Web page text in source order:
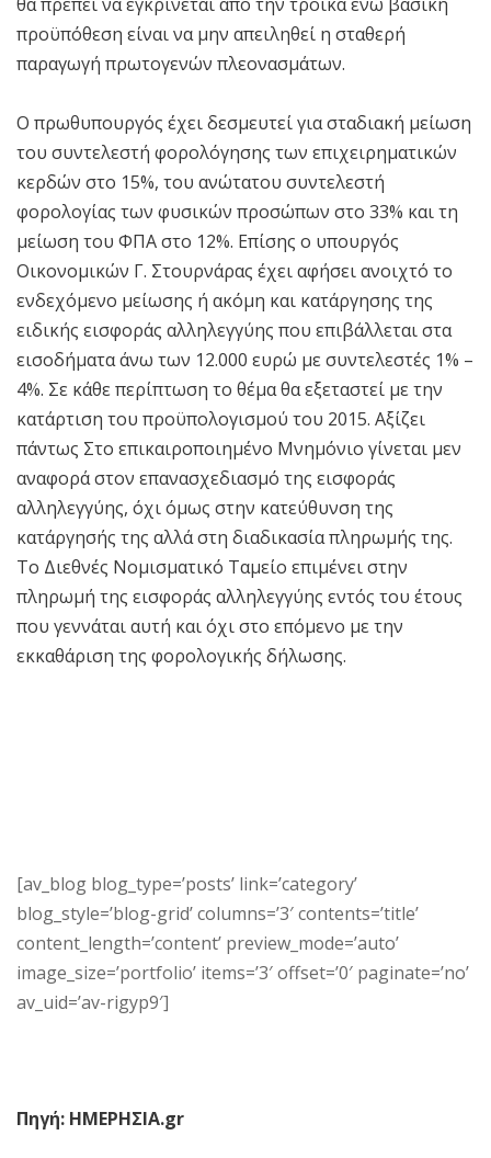
προϋπόθεση είναι να μην απειληθεί η σταθερή
παραγωγή πρωτογενών πλεονασμάτων.
Ο πρωθυπουργός έχει δεσμευτεί για σταδιακή μείωση
του συντελεστή φορολόγησης των επιχειρηματικών
κερδών στο 15%, του ανώτατου συντελεστή
φορολογίας των φυσικών προσώπων στο 33% και τη
μείωση του ΦΠΑ στο 12%. Επίσης ο υπουργός
Οικονομικών Γ. Στουρνάρας έχει αφήσει ανοιχτό το
ενδεχόμενο μείωσης ή ακόμη και κατάργησης της
ειδικής εισφοράς αλληλεγγύης που επιβάλλεται στα
εισοδήματα άνω των 12.000 ευρώ με συντελεστές 1% –
4%. Σε κάθε περίπτωση το θέμα θα εξεταστεί με την
κατάρτιση του προϋπολογισμού του 2015. Αξίζει
πάντως Στο επικαιροποιημένο Μνημόνιο γίνεται μεν
αναφορά στον επανασχεδιασμό της εισφοράς
αλληλεγγύης, όχι όμως στην κατεύθυνση της
κατάργησής της αλλά στη διαδικασία πληρωμής της.
Το Διεθνές Νομισματικό Ταμείο επιμένει στην
πληρωμή της εισφοράς αλληλεγγύης εντός του έτους
που γεννάται αυτή και όχι στο επόμενο με την
εκκαθάριση της φορολογικής δήλωσης.
[av_blog blog_type=’posts’ link=’category’
blog_style=’blog-grid’ columns=’3′ contents=’title’
content_length=’content’ preview_mode=’auto’
image_size=’portfolio’ items=’3′ offset=’0′ paginate=’no’
av_uid=’av-rigyp9′]
Πηγή: ΗΜΕΡΗΣΙΑ.gr